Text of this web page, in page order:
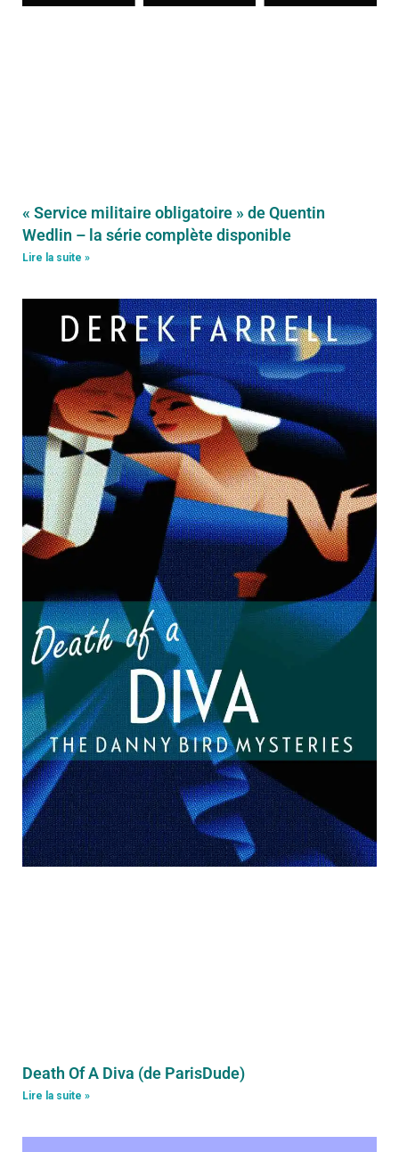
« Service militaire obligatoire » de Quentin
Wedlin – la série complète disponible
Lire la suite »
Death Of A Diva (de ParisDude)
Lire la suite »